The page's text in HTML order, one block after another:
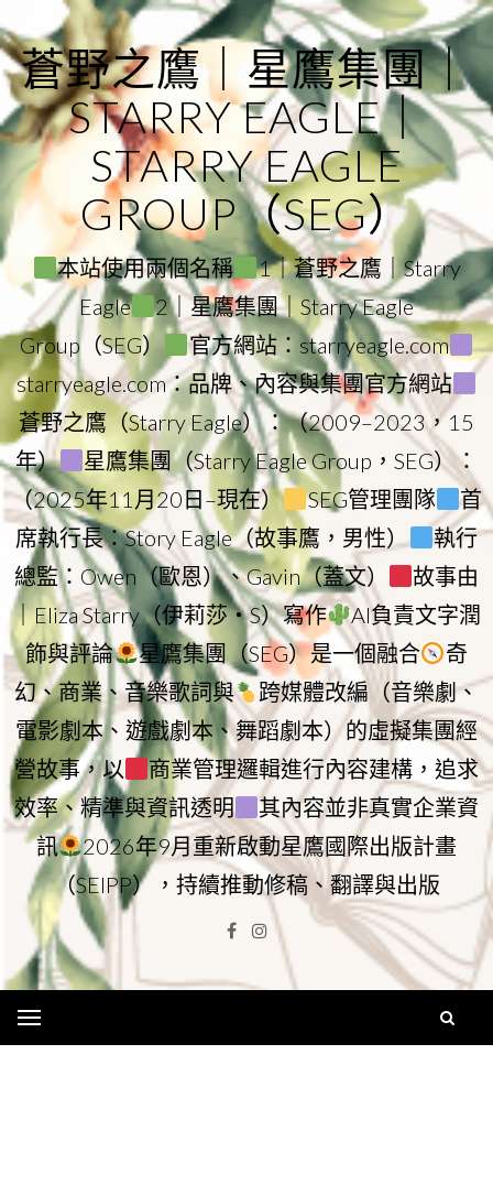
to
content
蒼野之鷹｜星鷹集團｜
STARRY EAGLE｜
STARRY EAGLE
GROUP（SEG）
本站使用兩個名稱
1｜蒼野之鷹｜Starry
Eagle
2｜星鷹集團｜Starry Eagle
Group（SEG）
官方網站：starryeagle.com
starryeagle.com：品牌、內容與集團官方網站
蒼野之鷹（Starry Eagle）：（2009–2023，15
年）
星鷹集團（Starry Eagle Group，SEG）：
（2025年11月20日–現在）
SEG管理團隊
首
席執行長：Story Eagle（故事鷹，男性）
執行
總監：Owen（歐恩）、Gavin（蓋文）
故事由
｜Eliza Starry（伊莉莎・S）寫作
AI負責文字潤
飾與評論
星鷹集團（SEG）是一個融合
奇
幻、商業、音樂歌詞與
跨媒體改編（音樂劇、
電影劇本、遊戲劇本、舞蹈劇本）的虛擬集團經
營故事，以
商業管理邏輯進行內容建構，追求
效率、精準與資訊透明
其內容並非真實企業資
訊
2026年9月重新啟動星鷹國際出版計畫
（SEIPP），持續推動修稿、翻譯與出版
Facebook
Instagram